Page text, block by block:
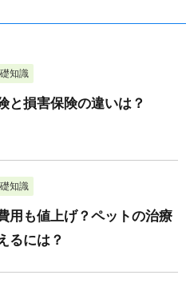
知識
と損害保険の違いは？
知識
用も値上げ？ペットの治療
るには？